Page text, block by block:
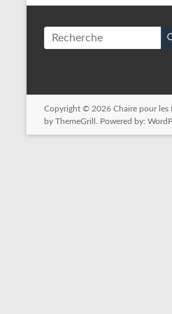
Copyright © 2026 Chaire pour les
by ThemeGrill. Powered by: